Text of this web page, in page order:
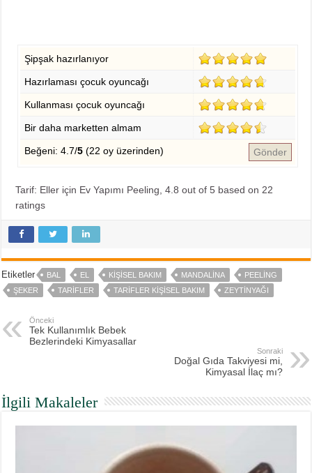
Şipşak hazırlanıyor
Hazırlaması çocuk oyuncağı
Kullanması çocuk oyuncağı
Bir daha marketten almam
Beğeni: 4.7/5(22 oy üzerinden) Gönder
Tarif: Eller için Ev Yapımı Peeling ,4.8 out of5 based on 22
ratings
Etiketler BAL EL KIŞISEL BAKIM MANDALINA
PEELING
ŞEKER
TARIFLER TARIFLER KIŞISEL BAKIM ZEYTINYAĞI
Önceki
Tek Kullanımlık Bebek
Bezlerindeki Kimyasallar
Sonraki
Doğal Gıda Takviyesi mi,
Kimyasal İlaç mı?
İlgili Makaleler